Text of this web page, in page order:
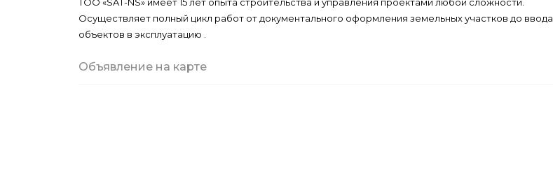
Осуществляет полный цикл работ от документального оформления земельных участков до ввода
объектов в эксплуатацию .
Объявление на карте